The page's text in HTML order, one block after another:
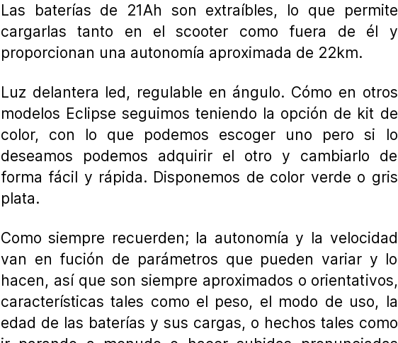
Las baterías de 21Ah son extraíbles, lo que permite
cargarlas tanto en el scooter como fuera de él y
proporcionan una autonomía aproximada de 22km.
Luz delantera led, regulable en ángulo. Cómo en otros
modelos Eclipse seguimos teniendo la opción de kit de
color, con lo que podemos escoger uno pero si lo
deseamos podemos adquirir el otro y cambiarlo de
forma fácil y rápida. Disponemos de color verde o gris
plata.
Como siempre recuerden; la autonomía y la velocidad
van en fución de parámetros que pueden variar y lo
hacen, así que son siempre aproximados o orientativos,
características tales como el peso, el modo de uso, la
edad de las baterías y sus cargas, o hechos tales como